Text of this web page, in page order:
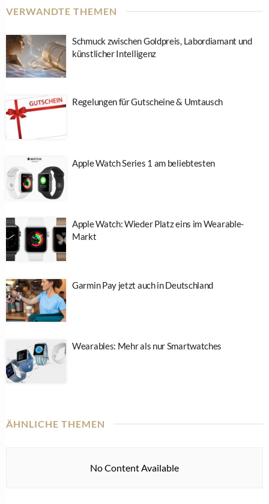
VERWANDTE THEMEN
Schmuck zwischen Goldpreis, Labordiamant und
künstlicher Intelligenz
Regelungen für Gutscheine & Umtausch
Apple Watch Series 1 am beliebtesten
Apple Watch: Wieder Platz eins im Wearable-
Markt
Garmin Pay jetzt auch in Deutschland
Wearables: Mehr als nur Smartwatches
ÄHNLICHE THEMEN
No Content Available